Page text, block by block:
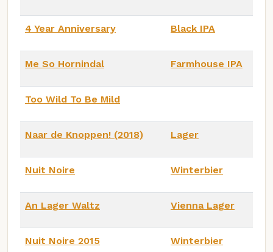
4 Year Anniversary Black IPA
Me So Hornindal Farmhouse IPA
Too Wild To Be Mild
Naar de Knoppen! (2018) Lager
Nuit Noire Winterbier
An Lager Waltz Vienna Lager
Nuit Noire 2015 Winterbier